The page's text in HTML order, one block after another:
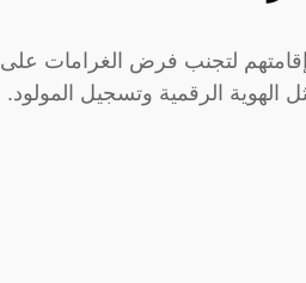
إقامتهم لتجنب فرض الغرامات على
الهوية الرقمية وتسجيل المولود.